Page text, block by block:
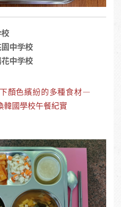
園中学校
花中学校
顏色繽紛的多種食材—
韓國學校午餐紀實